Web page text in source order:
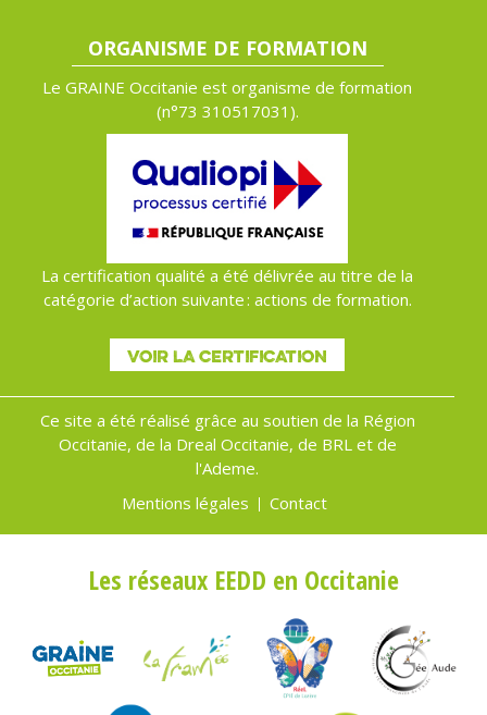
ORGANISME DE FORMATION
Le GRAINE Occitanie est organisme de formation
(n°73 310517031).
La certification qualité a été délivrée au titre de la
catégorie d’action suivante : actions de formation.
VOIR LA CERTIFICATION
Ce site a été réalisé grâce au soutien de la Région
Occitanie, de la Dreal Occitanie, de BRL et de
l'Ademe.
Menu
Mentions légales Contact
Les réseaux EEDD en Occitanie